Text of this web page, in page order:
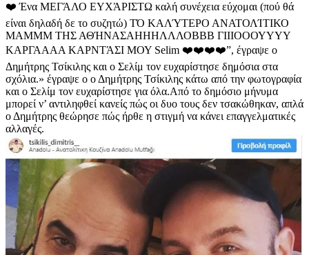
❤️ Ένα ΜΕΓΆΛΟ ΕΥΧΆΡΙΣΤΩ καλή συνέχεια εύχομαι (πού θά
είναι δηλαδή δε το συζητώ) ΤΌ ΚΑΛΎΤΕΡΟ ΑΝΑΤΟΛΊΤΙΚΟ
ΜΑΜΜΜ ΤΗΣ ΑΘΉΝΑΣΑΗΗΗΛΛΛΟΒΒΒ ΓΙΙΙΟΟΟΥΥΥΥ
ΚΑΡΓΑΑΑΑ ΚΑΡΝΤΆΣΙ ΜΟΥ Selim ❤️❤️❤️❤️”, έγραψε ο
Δημήτρης Τσίκιλης και ο Σελίμ τον ευχαρίστησε δημόσια στα
σχόλια.» έγραψε ο ο Δημήτρης Τσίκιλης κάτω από την φωτογραφία
και ο Σελίμ τον ευχαρίστησε για όλα.Από το δημόσιο μήνυμα
μπορεί ν’ αντιληφθεί κανείς πώς οι δυο τους δεν τσακώθηκαν, απλά
ο Δημήτρης θεώρησε πώς ήρθε η στιγμή να κάνει επαγγελματικές
αλλαγές.